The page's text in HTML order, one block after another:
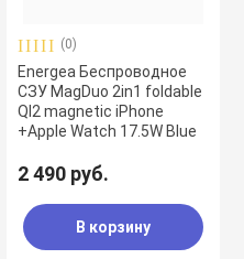
(0)
Energea Беспроводное
СЗУ MagDuo 2in1 foldable
QI2 magnetic iPhone
+Apple Watch 17.5W Blue
2 490 руб.
В корзину